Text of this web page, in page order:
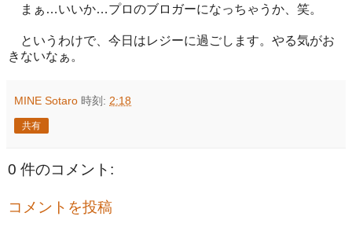
まぁ…いいか…プロのブロガーになっちゃうか、笑。
というわけで、今日はレジーに過ごします。やる気がお
きないなぁ。
MINE Sotaro 時刻: 2:18
共有
0 件のコメント:
コメントを投稿